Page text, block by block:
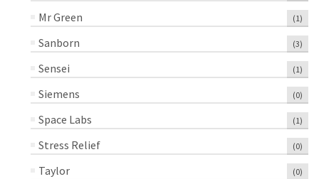
Mr Green (1)
Sanborn (3)
Sensei (1)
Siemens (0)
Space Labs (1)
Stress Relief (0)
Taylor (0)